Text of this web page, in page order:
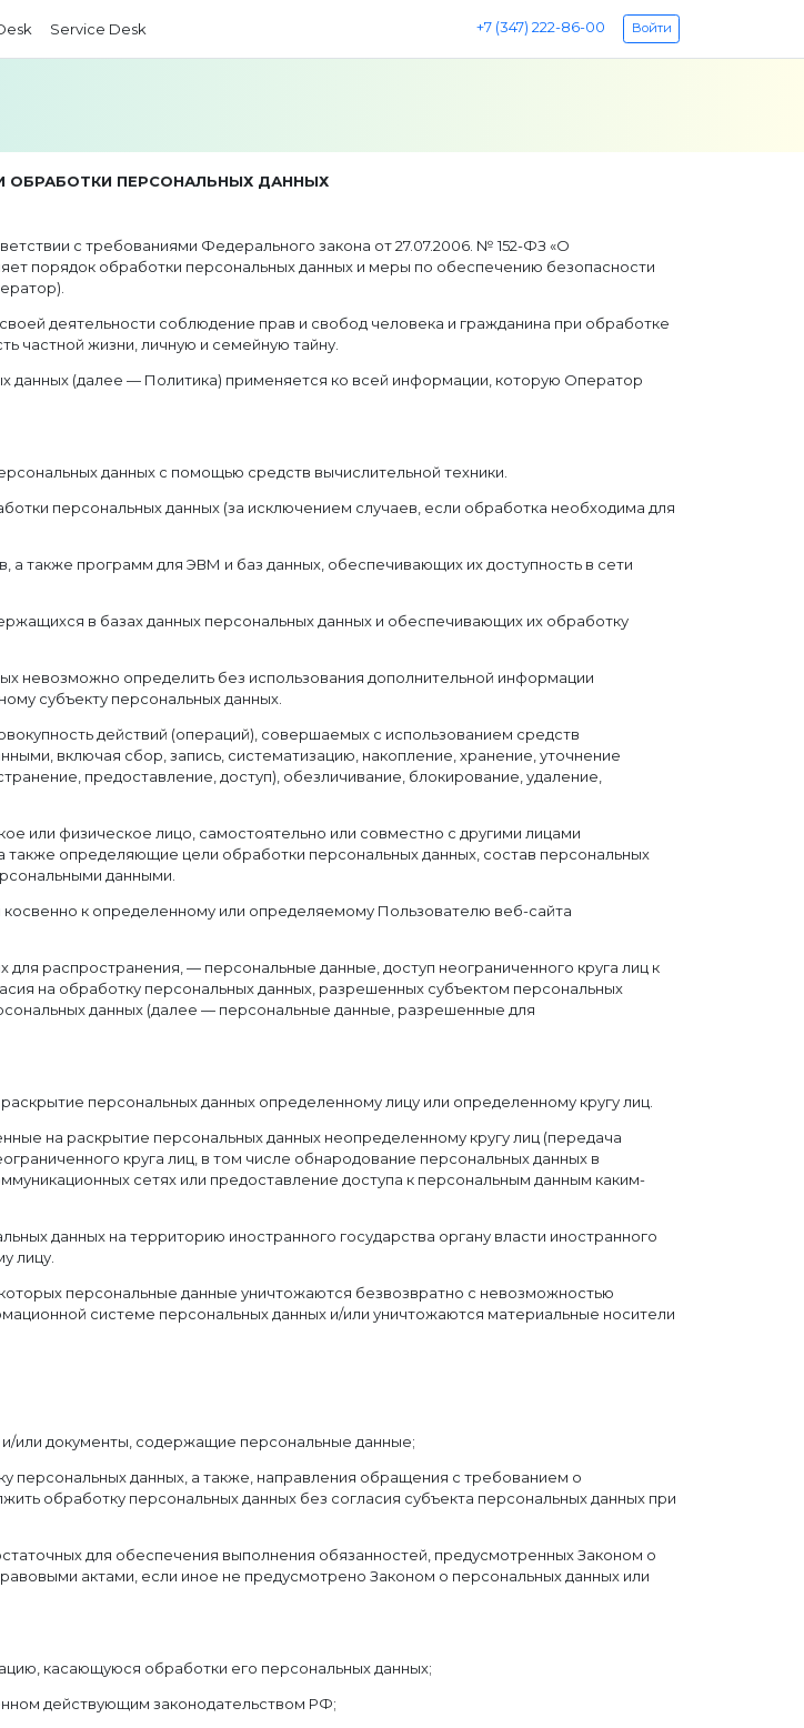
Service Desk +7 (347) 222-86-00 Войти
ОБРАБОТКИ ПЕРСОНАЛЬНЫХ ДАННЫХ
с требованиями Федерального закона от 27.07.2006. № 152-ФЗ «О
порядок обработки персональных данных и меры по обеспечению безопасности
деятельности соблюдение прав и свобод человека и гражданина при обработке
частной жизни, личную и семейную тайну.
данных (далее — Политика) применяется ко всей информации, которую Оператор
данных с помощью средств вычислительной техники.
персональных данных (за исключением случаев, если обработка необходима для
также программ для ЭВМ и баз данных, обеспечивающих их доступность в сети
в базах данных персональных данных и обеспечивающих их обработку
невозможно определить без использования дополнительной информации
субъекту персональных данных.
действий (операций), совершаемых с использованием средств
включая сбор, запись, систематизацию, накопление, хранение, уточнение
предоставление, доступ), обезличивание, блокирование, удаление,
или физическое лицо, самостоятельно или совместно с другими лицами
определяющие цели обработки персональных данных, состав персональных
данными.
к определенному или определяемому Пользователю веб-сайта
распространения, — персональные данные, доступ неограниченного круга лиц к
на обработку персональных данных, разрешенных субъектом персональных
данных (далее — персональные данные, разрешенные для
персональных данных определенному лицу или определенному кругу лиц.
на раскрытие персональных данных неопределенному кругу лиц (передача
круга лиц, в том числе обнародование персональных данных в
сетях или предоставление доступа к персональным данным каким-
данных на территорию иностранного государства органу власти иностранного
лицу.
персональные данные уничтожаются безвозвратно с невозможностью
системе персональных данных и/или уничтожаются материальные носители
или документы, содержащие персональные данные;
персональных данных, а также, направления обращения с требованием о
обработку персональных данных без согласия субъекта персональных данных при
для обеспечения выполнения обязанностей, предусмотренных Законом о
актами, если иное не предусмотрено Законом о персональных данных или
касающуюся обработки его персональных данных;
действующим законодательством РФ;